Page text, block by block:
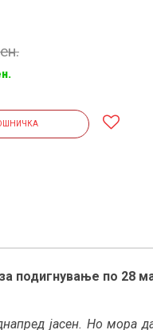
подигнување по 28
јасен. Но мора